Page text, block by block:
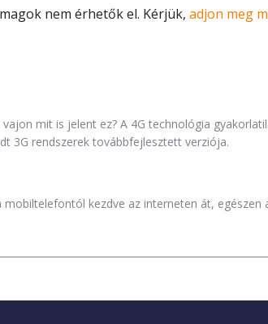
nem érhetők el. Kérjük, adjon meg
mit is jelent ez? A 4G technológia
3G rendszerek továbbfejlesztett verziója.
kezdve az interneten át,